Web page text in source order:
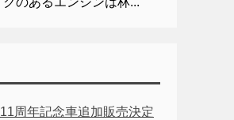
11周年記念車追加販売決定